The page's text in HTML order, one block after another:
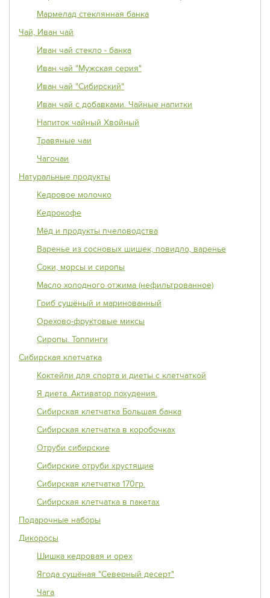
Мармелад стеклянная банка
Чай, Иван чай
Иван чай стекло - банка
Иван чай "Мужская серия"
Иван чай "Сибирский"
Иван чай с добавками. Чайные напитки
Напиток чайный Хвойный
Травяные чаи
Чагочаи
Натуральные продукты
Кедровое молочко
Кедрокофе
Мёд и продукты пчеловодства
Варенье из сосновых шишек, повидло, варенье
Соки, морсы и сиропы
Масло холодного отжима (нефильтрованное)
Гриб сушёный и маринованный
Орехово-фруктовые миксы
Сиропы. Топпинги
Сибирская клетчатка
Коктейли для спорта и диеты с клетчаткой
Я диета. Активатор похудения.
Сибирская клетчатка Большая банка
Сибирская клетчатка в коробочках
Отруби сибирские
Сибирские отруби хрустящие
Сибирская клетчатка 170гр.
Сибирская клетчатка в пакетах
Подарочные наборы
Дикоросы
Шишка кедровая и орех
Ягода сушёная "Северный десерт"
Чага